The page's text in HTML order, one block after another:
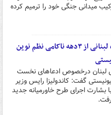
میدانی جنگی خود را ترمیم کرده
روایت نماینده لبنانی از ۳دهه ناکامی نظم نوین
لبنان درخصوص ادعاهای نخست
گفت: کاندولیزا رایس وزیر
بشارت اجرای طرح خاورمیانه جدید